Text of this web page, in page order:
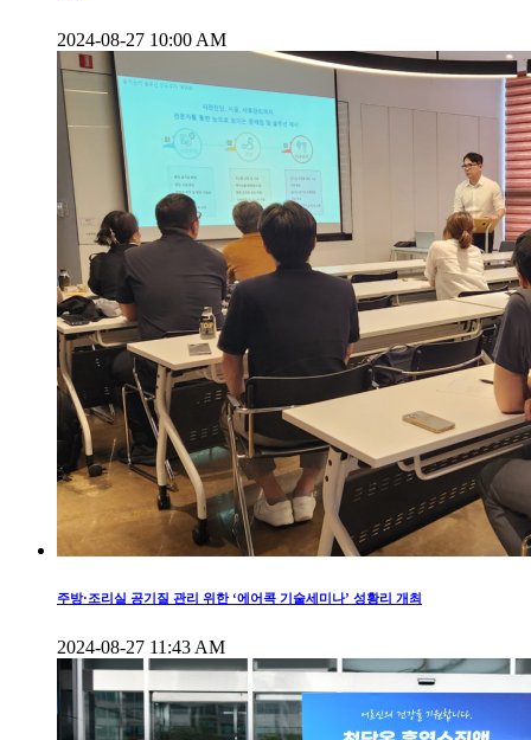
2024-08-27 10:00 AM
주방·조리실 공기질 관리 위한 ‘에어콕 기술세미나’ 성황리 개최
2024-08-27 11:43 AM